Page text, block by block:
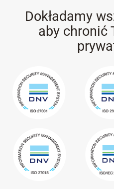
Dokładamy
aby chronić